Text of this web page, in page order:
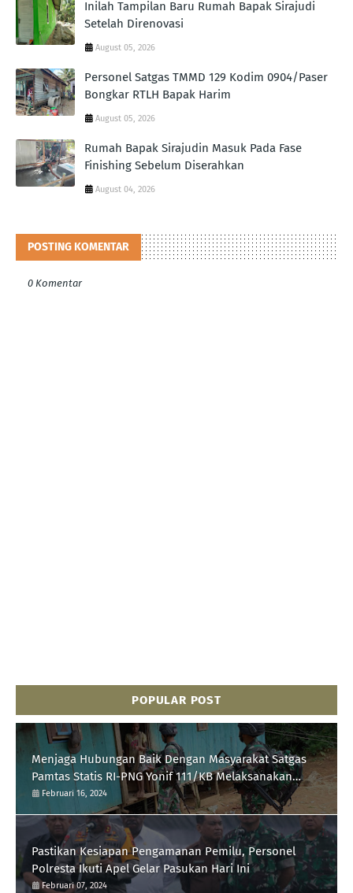
Inilah Tampilan Baru Rumah Bapak Sirajudi
Setelah Direnovasi
August 05, 2026
Personel Satgas TMMD 129 Kodim 0904/Paser
Bongkar RTLH Bapak Harim
August 05, 2026
Rumah Bapak Sirajudin Masuk Pada Fase
Finishing Sebelum Diserahkan
August 04, 2026
POSTING KOMENTAR
0 Komentar
POPULAR POST
Menjaga Hubungan Baik Dengan Masyarakat Satgas
Pamtas Statis RI-PNG Yonif 111/KB Melaksanakan
Silaturrahmi
Februari 16, 2024
Pastikan Kesiapan Pengamanan Pemilu, Personel
Polresta Ikuti Apel Gelar Pasukan Hari Ini
Februari 07, 2024